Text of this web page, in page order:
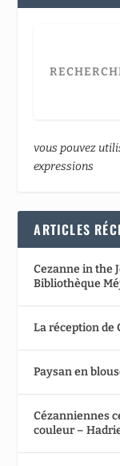
vous pouvez
expressions
ARTICLES
Cezanne in the
Bibliothèque
La réception de
Paysan en
Cézanniennes
couleur –